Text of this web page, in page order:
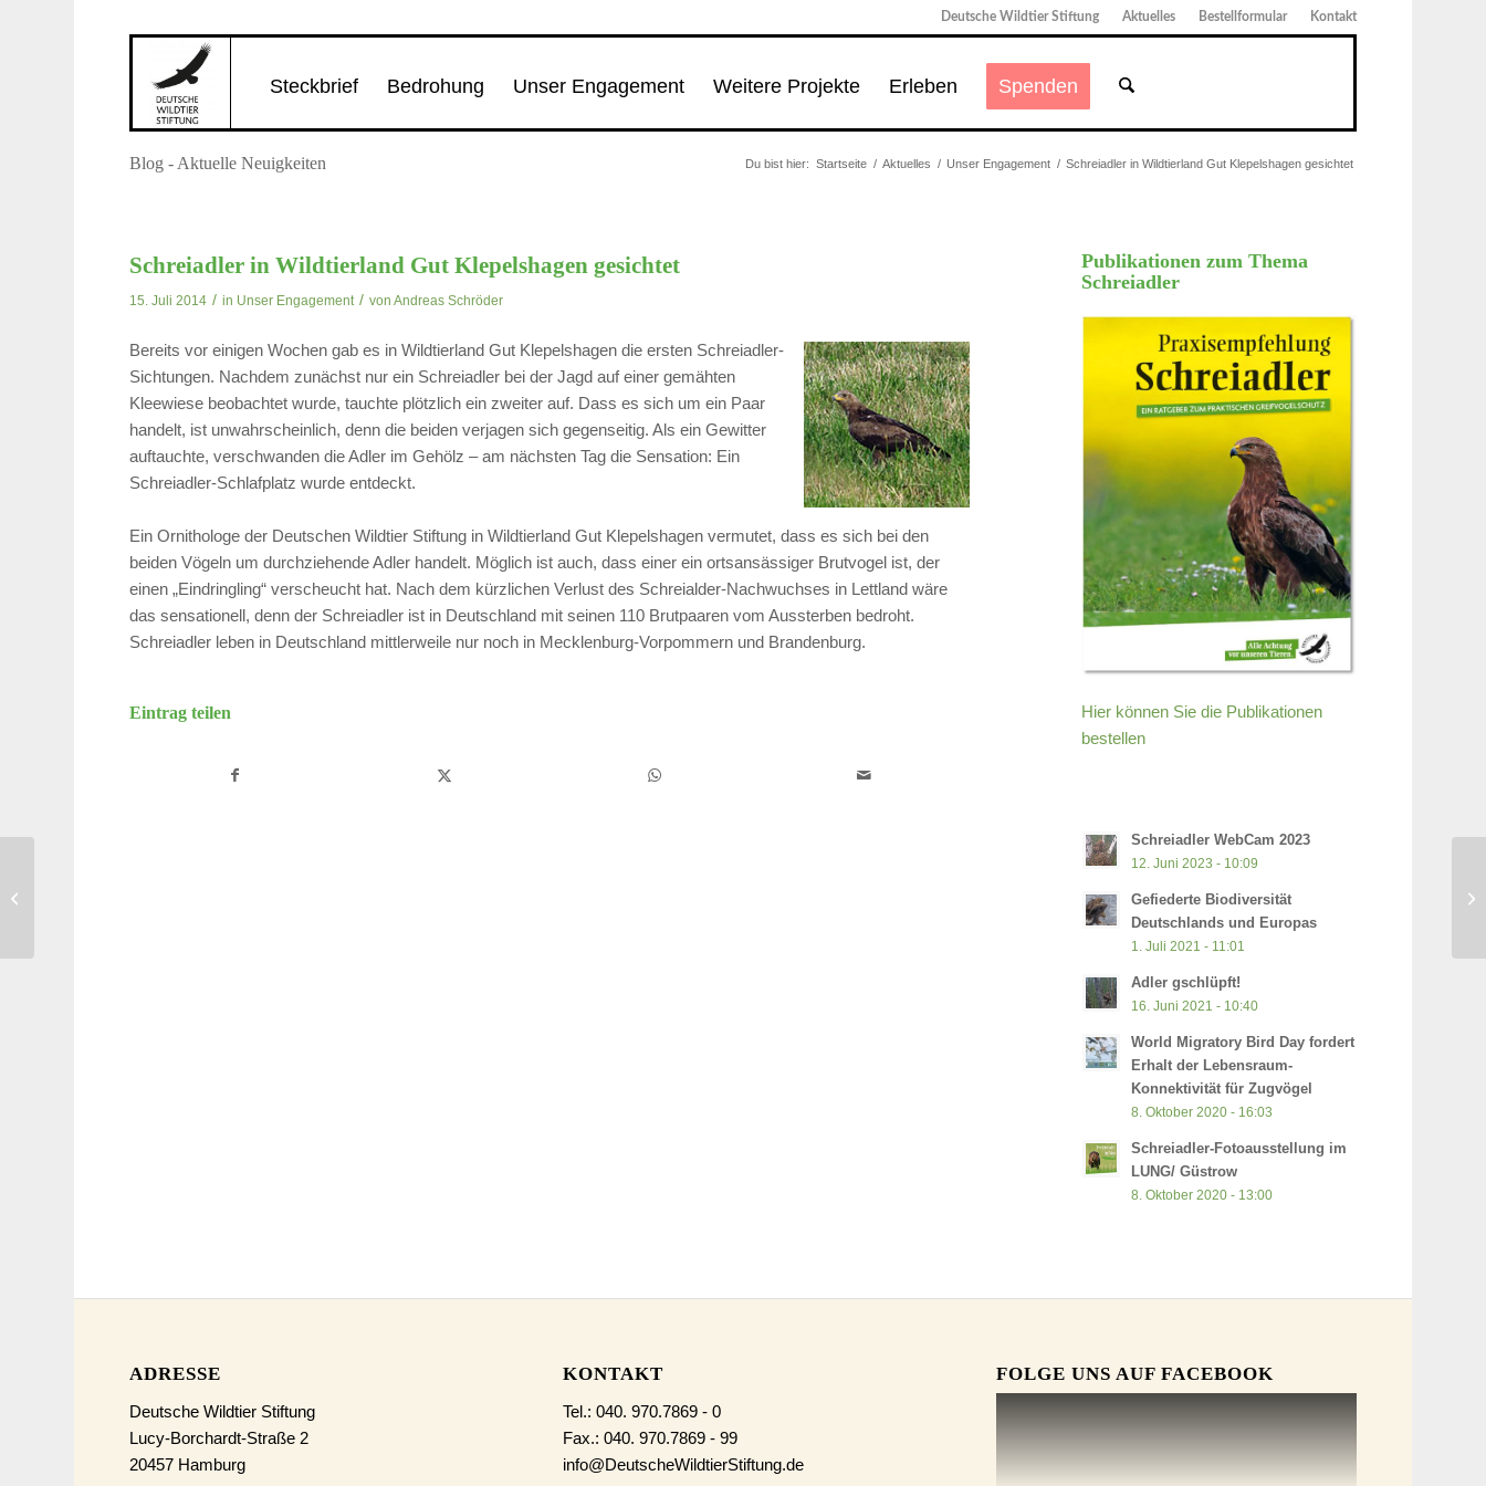
Deutsche Wildtier Stiftung Aktuelles Bestellformular Kontakt
Steckbrief Bedrohung Unser Engagement Weitere Projekte Erleben Spenden
Blog - Aktuelle Neuigkeiten Du bist hier: Startseite / Aktuelles / Unser Engagement / Schreiadler in Wildtierland Gut Klepelshagen gesichtet
Schreiadler in Wildtierland Gut Klepelshagen gesichtet
15. Juli 2014 / in Unser Engagement / vonAndreas Schröder
Bereits vor einigen Wochen gab es in Wildtierland Gut Klepelshagen die ersten Schreiadler-
Sichtungen. Nachdem zunächst nur ein Schreiadler bei der Jagd auf einer gemähten
Kleewiese beobachtet wurde, tauchte plötzlich ein zweiter auf. Dass es sich um ein Paar
handelt, ist unwahrscheinlich, denn die beiden verjagen sich gegenseitig. Als ein Gewitter
auftauchte, verschwanden die Adler im Gehölz – am nächsten Tag die Sensation: Ein
Schreiadler-Schlafplatz wurde entdeckt.
Ein Ornithologe der Deutschen Wildtier Stiftung in Wildtierland Gut Klepelshagen vermutet, dass es sich bei den
beiden Vögeln um durchziehende Adler handelt. Möglich ist auch, dass einer ein ortsansässiger Brutvogel ist, der
einen „Eindringling“ verscheucht hat. Nach dem kürzlichen Verlust des Schreialder-Nachwuchses in Lettland wäre
das sensationell, denn der Schreiadler ist in Deutschland mit seinen 110 Brutpaaren vom Aussterben bedroht.
Schreiadler leben in Deutschland mittlerweile nur noch in Mecklenburg-Vorpommern und Brandenburg.
Eintrag teilen
Publikationen zum Thema
Schreiadler
Hier können Sie die Publikationen
bestellen
Schreiadler WebCam 2023
12. Juni 2023 - 10:09
Gefiederte Biodiversität
Deutschlands und Europas
1. Juli 2021 - 11:01
Adler gschlüpft!
16. Juni 2021 - 10:40
World Migratory Bird Day fordert
Erhalt der Lebensraum-
Konnektivität für Zugvögel
8. Oktober 2020 - 16:03
Schreiadler-Fotoausstellung im
LUNG/ Güstrow
8. Oktober 2020 - 13:00
ADRESSE
Deutsche Wildtier Stiftung
Lucy-Borchardt-Straße 2
20457 Hamburg
KONTAKT
Tel.: 040. 970.7869 - 0
Fax.: 040. 970.7869 - 99
info@DeutscheWildtierStiftung.de
FOLGE UNS AUF FACEBOOK